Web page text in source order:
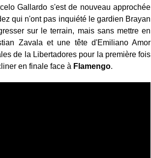
Gallardo s'est de nouveau approchée
qui n'ont pas inquiété le gardien Brayan
sur le terrain, mais sans mettre en
Zavala et une tête d'Emiliano Amor
de la Libertadores pour la première fois
en finale face à Flamengo.